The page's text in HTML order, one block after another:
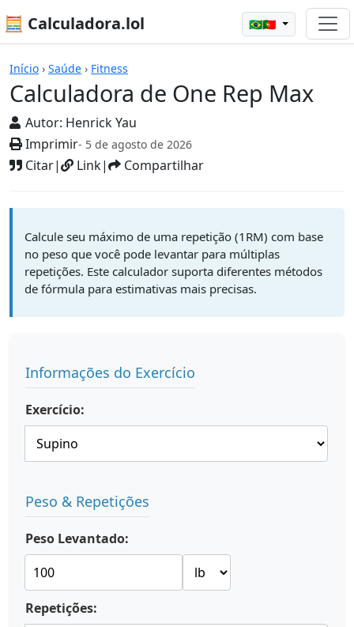
🧮 Calculadora.lol 🇧🇷🇵🇹
Início › Saúde › Fitness
Calculadora de One Rep Max
Autor: Henrick Yau
Imprimir- 5 de agosto de 2026
Citar| Link| Compartilhar
Calculadoras
Calcule seu máximo de uma repetição (1RM) com base
no peso que você pode levantar para múltiplas
repetições. Este calculador suporta diferentes métodos
de fórmula para estimativas mais precisas.
Informações do Exercício
Exercício:
Peso & Repetições
Peso Levantado:
Repetições: